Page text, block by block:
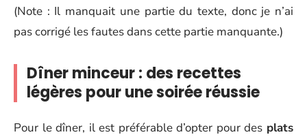
(Note : Il manquait une partie du texte, donc je n’ai
pas corrigé les fautes dans cette partie manquante.)
Dîner minceur : des recettes
légères pour une soirée réussie
Pour le dîner, il est préférable d’opter pour des plats